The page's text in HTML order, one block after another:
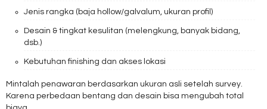
Jenis rangka (baja hollow/galvalum, ukuran profil)
Desain & tingkat kesulitan (melengkung, banyak bidang,
dsb.)
Kebutuhan finishing dan akses lokasi
Mintalah penawaran berdasarkan ukuran asli setelah survey.
Karena perbedaan bentang dan desain bisa mengubah total